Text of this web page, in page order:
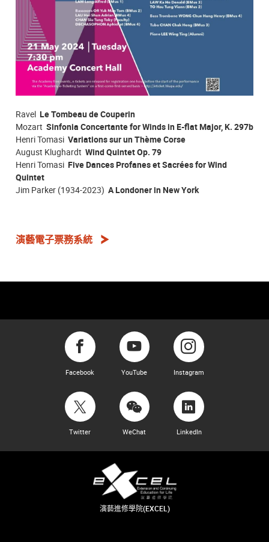
Ravel Le Tombeau de Couperin
Mozart Sinfonia Concertante for Winds in E-flat Major, K. 297b
Henri Tomasi Variations sur un Thème Corse
August Klughardt Wind Quintet Op. 79
Henri Tomasi Five Dances Profanes et Sacrées for Wind
Quintet
Jim Parker (1934-2023) A Londoner in New York
演藝電子票務系統
Facebook YouTube Instagram
Twitter WeChat LinkedIn
演藝進修學院(EXCEL)